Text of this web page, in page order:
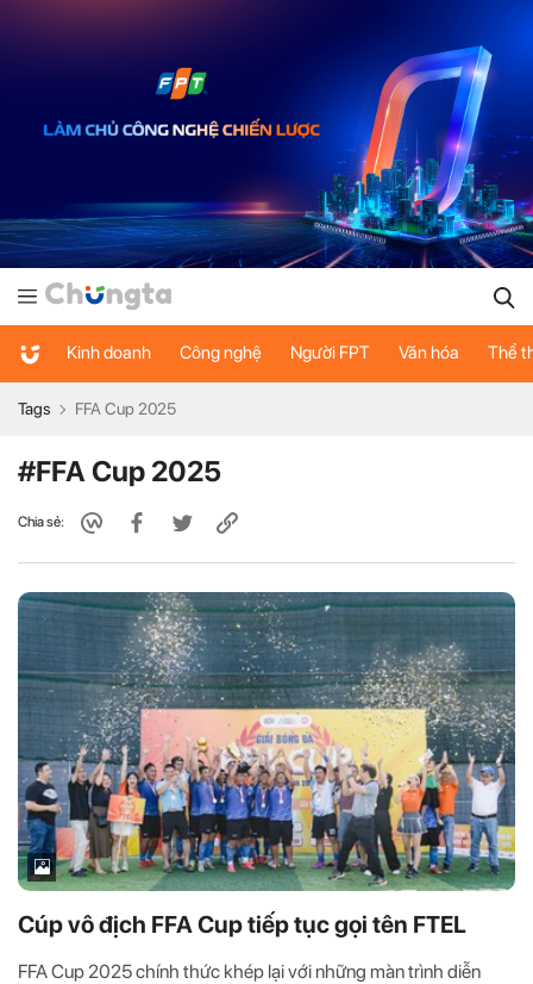
Kinh doanh Công nghệ Người FPT Văn hóa Thể
Tags FFA Cup 2025
#FFA Cup 2025
Chia sẻ:
Cúp vô địch FFA Cup tiếp tục gọi tên FTEL
FFA Cup 2025 chính thức khép lại với những màn trình diễn